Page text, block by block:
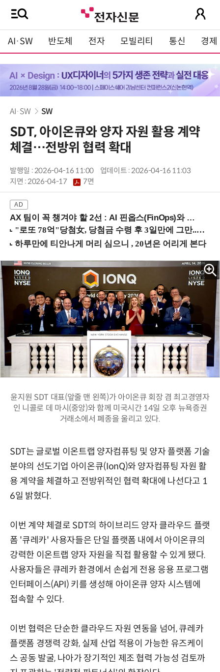
AI·SW 반도체 전자 모빌리티 통신 경제
AI·SW SW
SDT, 아이온큐와 양자 자원 활용 계약
체결…전방위 협력 확대
발행일 : 2026-04-16 11:00
업데이트 : 2026-04-16 11:03
지면 :2026-04-17 7면
AX 팀이 꼭 챙겨야 할 2선 : AI 핀옵스(FinOps)와 토큰 거버넌스 (8/21 잠실역)
윤지원 SDT 대표(앞줄 맨 왼쪽)가 아이온큐 회장 겸 최고경영자
인 니콜로 데 마시(중앙)와 함께 미국시간 14일 오후 뉴욕증권
거래소에서 폐종을 울리고 있다.
SDT는 글로벌 이온트랩 양자컴퓨팅 및 양자 플랫폼 기술
분야의 선도기업 아이온큐(IonQ)와 양자컴퓨팅 자원 활
용 계약을 체결하고 전방위적인 협력 확대에 나선다고 1
6일 밝혔다.
이번 계약 체결로 SDT의 하이브리드 양자 클라우드 플랫
폼 '큐레카' 사용자들은 단일 플랫폼 내에서 아이온큐의
강력한 이온트랩 양자 자원을 직접 활용할 수 있게 됐다.
사용자들은 큐레카 환경에서 손쉽게 전용 응용 프로그램
인터페이스(API) 키를 생성해 아이온큐 양자 시스템에
접속할 수 있다.
이번 협력은 단순한 클라우드 자원 연동을 넘어, 큐레카
플랫폼 경쟁력 강화, 실제 산업 적용이 가능한 유즈케이
스 공동 발굴, 나아가 장기적인 제조 협력 가능성 검토까